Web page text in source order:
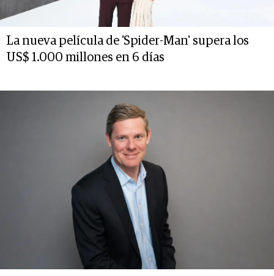
La nueva película de 'Spider-Man' supera los
US$ 1.000 millones en 6 días